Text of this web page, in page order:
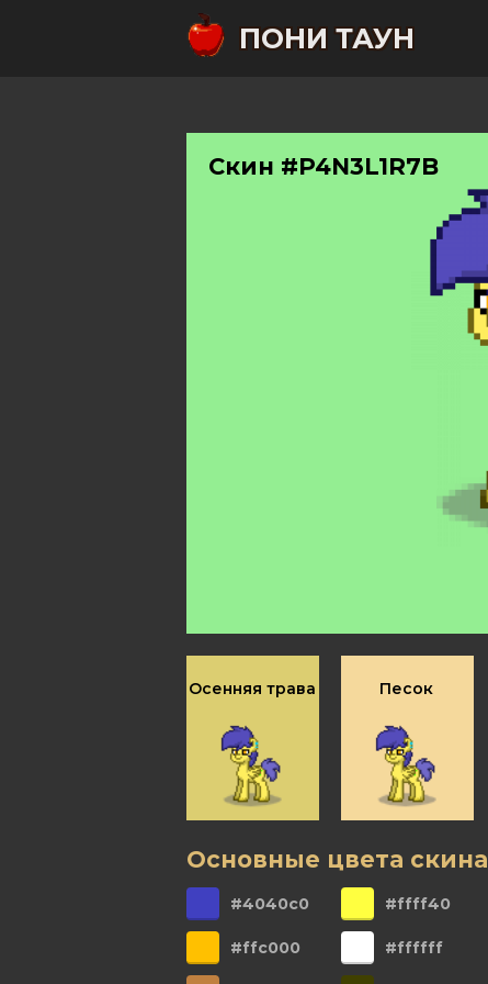
ПОНИ ТАУН
Скин #P4N3L1R7B
Осенняя трава Песок
Основные цвета скина
#4040c0 #ffff40
#ffc000 #ffffff